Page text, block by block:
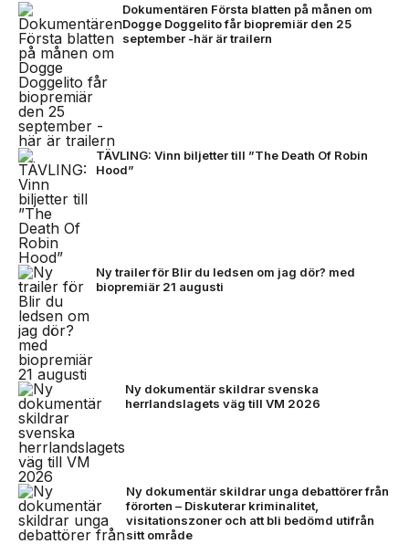
Dokumentären Första blatten på månen om
Dogge Doggelito får biopremiär den 25
september -här är trailern
TÄVLING: Vinn biljetter till ”The Death Of Robin
Hood”
Ny trailer för Blir du ledsen om jag dör? med
biopremiär 21 augusti
Ny dokumentär skildrar svenska
herrlandslagets väg till VM 2026
Ny dokumentär skildrar unga debattörer från
förorten – Diskuterar kriminalitet,
visitationszoner och att bli bedömd utifrån
sitt område